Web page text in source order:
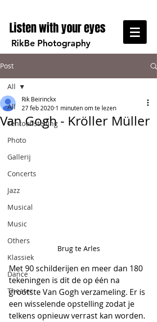
Listen with your eyes
RikBe Photography
Post
All
Tentoonstelling
Photo
Gallerij
Concerts
Jazz
Musical
Music
Others
Klassiek
Dance
Theater
All
Van Gogh - Kröller Müller
Rik Beirinckx
27 feb 2020 1 minuten om te lezen
Brug te Arles
Met 90 schilderijen en meer dan 180
tekeningen is dit de op één na
grootste Van Gogh verzameling. Er is
een wisselende opstelling zodat je
telkens opnieuw verrast kan worden.